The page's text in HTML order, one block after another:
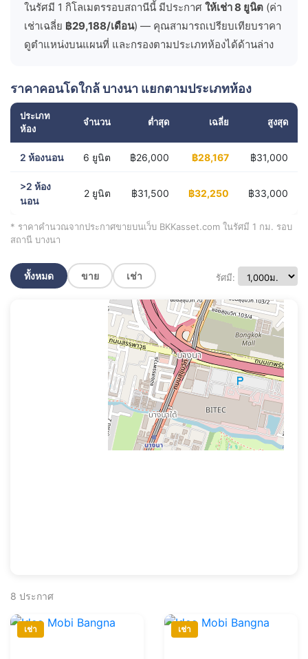
ในรัศมี 1 กิโลเมตรรอบสถานีนี้ มีประกาศ ให้เช่า 8 ยูนิต (ค่า
เช่าเฉลี่ย ฿29,188/เดือน) — คุณสามารถเปรียบเทียบราคา
ดูตำแหน่งบนแผนที่ และกรองตามประเภทห้องได้ด้านล่าง
ราคาคอนโดใกล้ บางนา แยกตามประเภทห้อง
ประเภท
ห้อง
จำนวน ต่ำสุด เฉลี่ย สูงสุด
2 ห้องนอน 6 ยูนิต ฿26,000 ฿28,167 ฿31,000
>2 ห้อง
นอน
2 ยูนิต ฿31,500 ฿32,250 ฿33,000
* ราคาคำนวณจากประกาศขายบนเว็บ BKKasset.com ในรัศมี 1 กม. รอบ
สถานี บางนา
ทั้งหมด ขาย เช่า รัศมี:
8 ประกาศ
เช่า เช่า